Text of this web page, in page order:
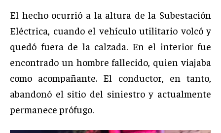
El hecho ocurrió a la altura de la Subestación
Eléctrica, cuando el vehículo utilitario volcó y
quedó fuera de la calzada. En el interior fue
encontrado un hombre fallecido, quien viajaba
como acompañante. El conductor, en tanto,
abandonó el sitio del siniestro y actualmente
permanece prófugo.